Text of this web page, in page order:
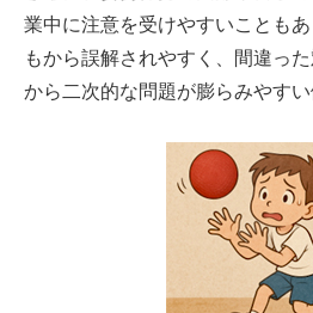
業中に注意を受けやすいことも
もから誤解されやすく、間違っ
から二次的な問題が膨らみやすい